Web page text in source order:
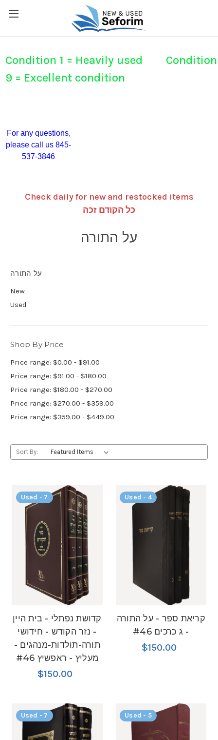
Condition 1 = Heavily used Condition
9 = Excellent condition
For any questions,
please call us 845-
537-3846
Check daily for new and restocked items
כל הקודם זכה
על התורה
על התורה
New
Used
Shop By Price
Price range: $0.00 - $91.00
Price range: $91.00 - $180.00
Price range: $180.00 - $270.00
Price range: $270.00 - $359.00
Price range: $359.00 - $449.00
Sort By:
Used - 7
קדושת נפתלי - בית היין
- נזר הקודש - חידושי
תורה-תולדות-מנהגים -
מעליץ - ראפשיץ #46
$150.00
Used - 4
קריאת ספר - על התורה
- ג כרכים #46
$150.00
Used - 7 Used - 5